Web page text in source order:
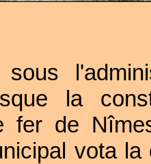
la
fer de
vota